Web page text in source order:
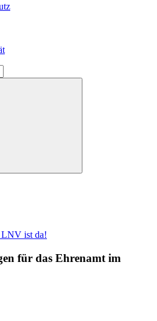
LNV ist da!
für das Ehrenamt im